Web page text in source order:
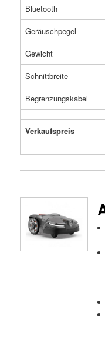
Bluetooth
Geräuschpegel
Gewicht
Schnittbreite
Begrenzungskabel
Verkaufspreis